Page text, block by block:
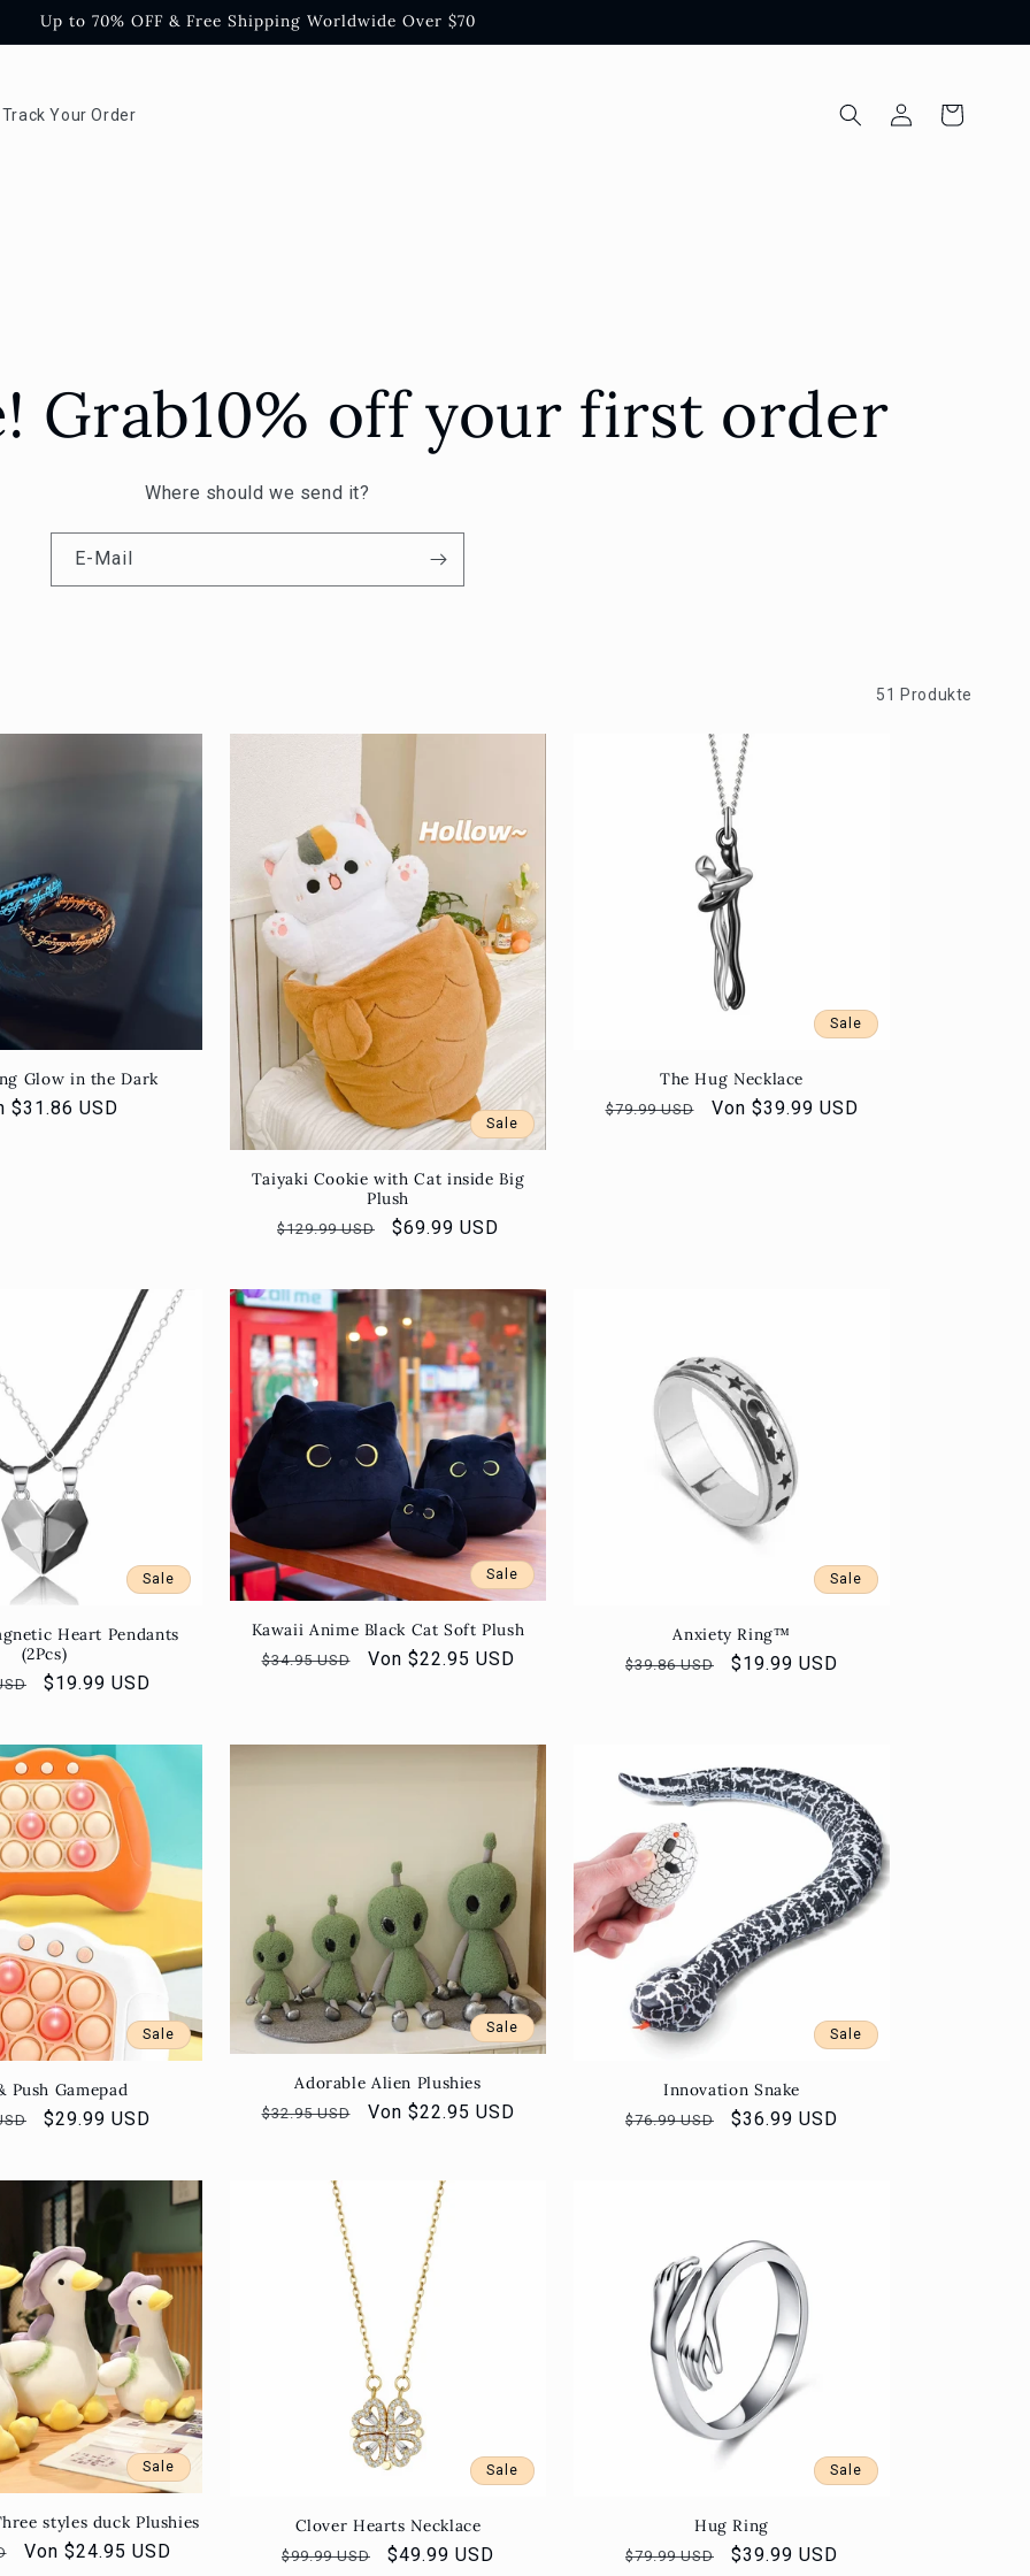
Up to 70% OFF & Free Shipping Worldwide Over $70
Track Your Order EinloggenWarenkorb
Grab10% off your first order
Where should we send it?
E-Mail
51 Produkte
Glow in the Dark
$31.86 USD
Sale
Taiyaki Cookie with Cat inside Big
Plush
Normaler
$129.99 USD Verkaufspreis
$69.99 USD
Sale
The Hug Necklace
Normaler
$79.99 USD Verkaufspreis
Von $39.99 USD
Sale
Heart Pendants
(2Pcs)
Verkaufspreis
$19.99 USD
Sale
Kawaii Anime Black Cat Soft Plush
Normaler
$34.95 USD Verkaufspreis
Von $22.95 USD
Sale
Anxiety Ring™
Normaler
$39.86 USD Verkaufspreis
$19.99 USD
Sale
Push Gamepad
Verkaufspreis
$29.99 USD
Sale
Adorable Alien Plushies
Normaler
$32.95 USD Verkaufspreis
Von $22.95 USD
Sale
Innovation Snake
Normaler
$76.99 USD Verkaufspreis
$36.99 USD
Sale
styles duck Plushies
Verkaufspreis
Von $24.95 USD
Sale
Clover Hearts Necklace
Normaler
$99.99 USD Verkaufspreis
$49.99 USD
Sale
Hug Ring
Normaler
$79.99 USD Verkaufspreis
$39.99 USD